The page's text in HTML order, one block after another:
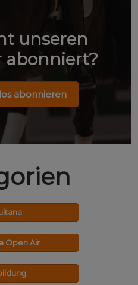
unseren
abonniert?
abonnieren
Open Air